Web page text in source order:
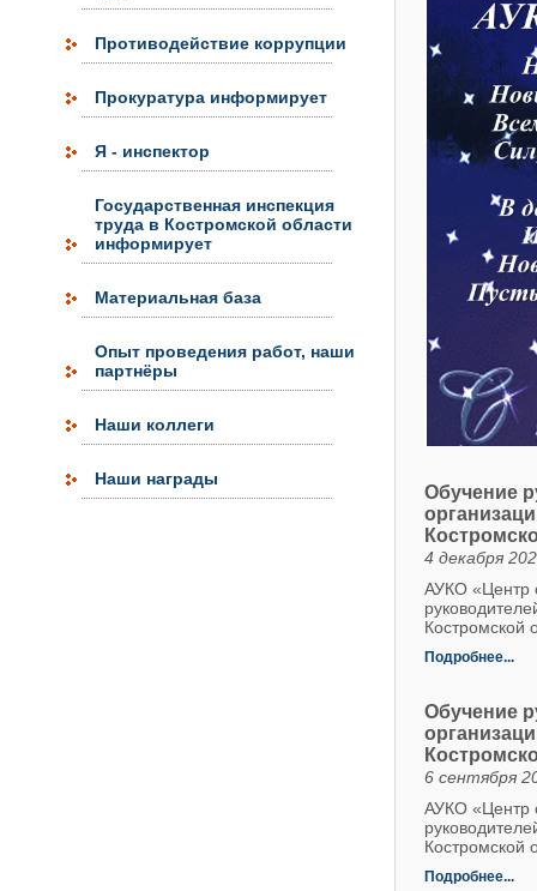
Противодействие коррупции
Прокуратура информирует
Я - инспектор
Государственная инспекция
труда в Костромской области
информирует
Материальная база
Опыт проведения работ, наши
партнёры
Наши коллеги
Наши награды
Обучение
4 декабря
АУКО «Центр
Костромской
Подробнее...
Обучение
6 сентября
АУКО «Центр
Костромской
Подробнее...